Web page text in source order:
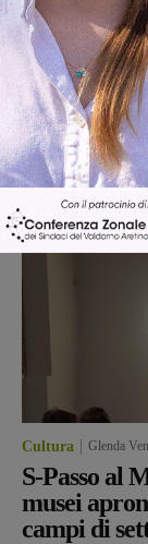
“Matteini”, il
riceve lo Scandicci
Ultime
Cultura Glenda
S-Passo al
musei
campi di